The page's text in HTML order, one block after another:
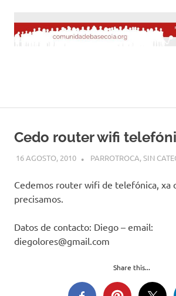
contenido
Cedo router wifi
16 AGOSTO, 2010 DESARROLLO
PARROTROCA,SIN
Cedemos router wifi de telefónica, xa
precisamos.
Datos de contacto: Diego – email:
diegolores@gmail.com
Share this...